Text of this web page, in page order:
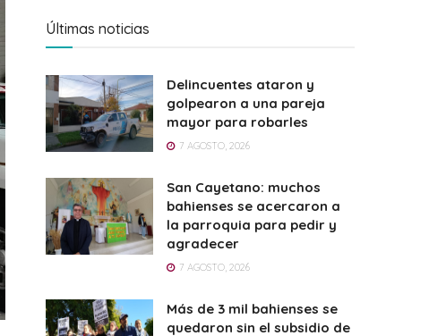
Últimas noticias
Delincuentes ataron y
golpearon a una pareja
mayor para robarles
7 AGOSTO, 2026
San Cayetano: muchos
bahienses se acercaron a
la parroquia para pedir y
agradecer
7 AGOSTO, 2026
Más de 3 mil bahienses se
quedaron sin el subsidio de